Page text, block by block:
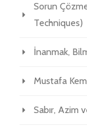
Sorun
Techniques)
İnanmak,
Mustafa
Sabır, Azim